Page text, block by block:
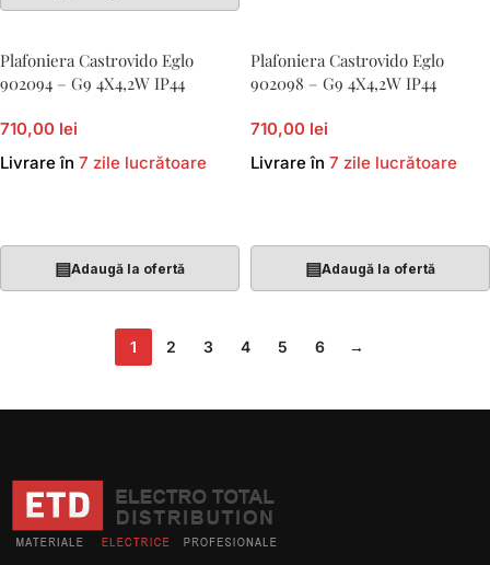
Plafoniera Castrovido Eglo
902094 – G9 4X4,2W IP44
710,00 lei
Livrare în 7 zile lucrătoare
▤Adaugă la ofertă
Plafoniera Castrovido Eglo
902098 – G9 4X4,2W IP44
710,00 lei
Livrare în 7 zile lucrătoare
▤Adaugă la ofertă
1 2 3 4 5 6 →